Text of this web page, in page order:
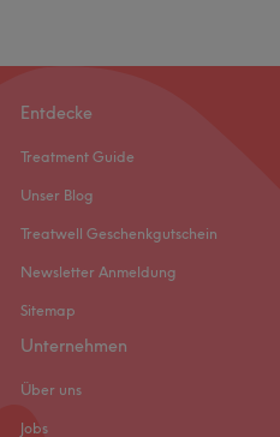
Entdecke
Treatment Guide
Unser Blog
Treatwell Geschenkgutschein
Newsletter Anmeldung
Sitemap
Unternehmen
Über uns
Jobs